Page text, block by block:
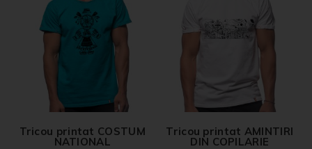
Tricou printat COSTUM
NATIONAL
Tricou printat AMINTIRI
DIN COPILARIE